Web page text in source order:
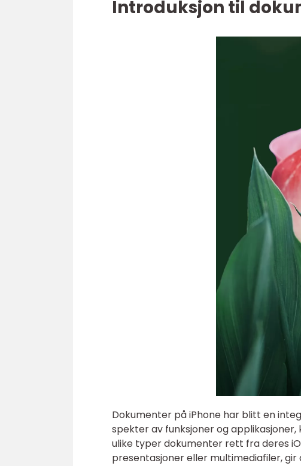
Introduksjon til
Dokumenter på iPhone har blitt en
spekter av funksjoner og
ulike typer dokumenter rett fra deres
presentasjoner eller multimediafiler,